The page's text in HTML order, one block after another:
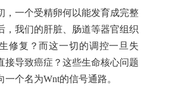
，一个受精卵何以能发育成完整
，我们的肝脏、肠道等器官组织
修复？而这一切的调控一旦失
接导致癌症？这些生命核心问题
一个名为Wnt的信号通路。